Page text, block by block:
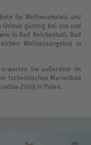
für Wellnesshotels und
Urlaub günstig bei uns und
in Bad Reichenhall, Bad
Wellnessangebot in
Sie außerdem im
tschechischen Marienbad
Zdrój in Polen.